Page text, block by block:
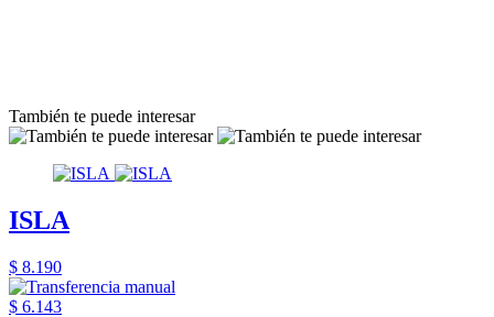
También te puede interesar
ISLA
$ 8.190
$ 6.143